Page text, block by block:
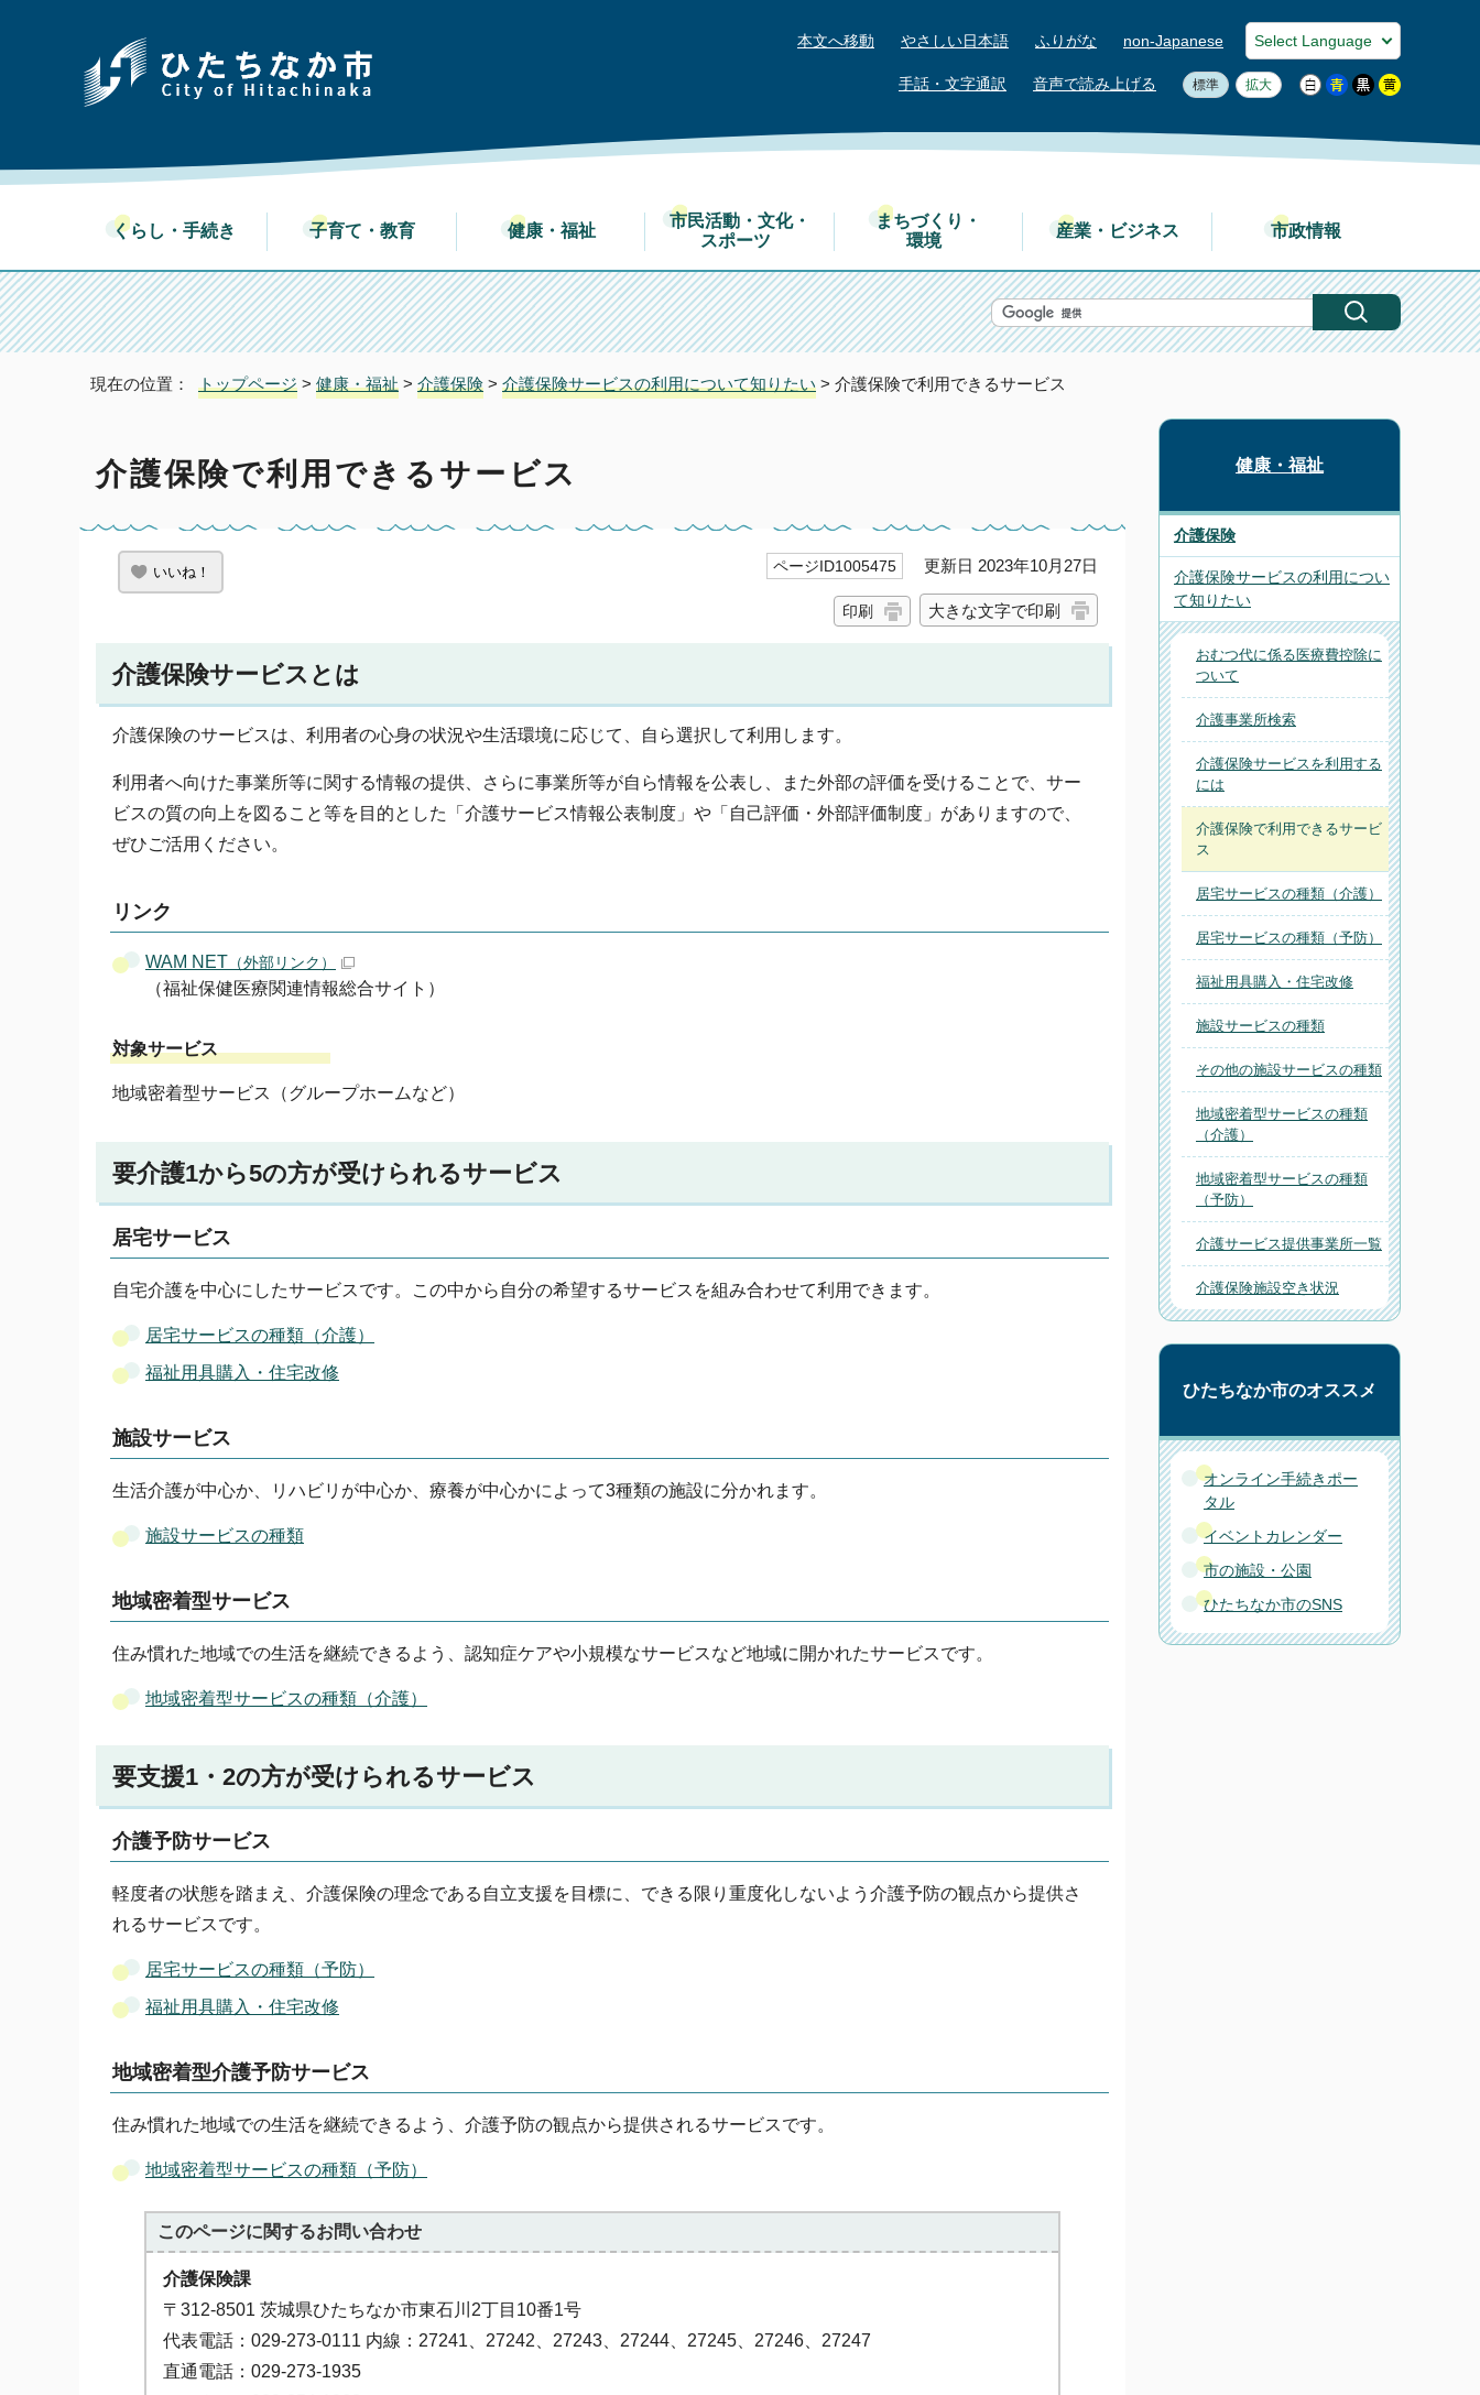
本文へ移動 やさしい日本語 ふりがな non-Japanese
手話・文字通訳 音声で読み上げる 標準 拡大
くらし・手続き 子育て・教育 健康・福祉
市民活動・文化・
スポーツ
まちづくり・
環境
産業・ビジネス 市政情報
現在の位置： トップページ > 健康・福祉 > 介護保険 > 介護保険サービスの利用について知りたい > 介護保険で利用できるサービス
介護保険で利用できるサービス
いいね！ ページID1005475 更新日 2023年10月27日
印刷 大きな文字で印刷
介護保険サービスとは
介護保険のサービスは、利用者の心身の状況や生活環境に応じて、自ら選択して利用します。
利用者へ向けた事業所等に関する情報の提供、さらに事業所等が自ら情報を公表し、また外部の評価を受けることで、サー
ビスの質の向上を図ること等を目的とした「介護サービス情報公表制度」や「自己評価・外部評価制度」がありますので、
ぜひご活用ください。
リンク
WAM NET （外部リンク）
（福祉保健医療関連情報総合サイト）
対象サービス
地域密着型サービス（グループホームなど）
要介護1から5の方が受けられるサービス
居宅サービス
自宅介護を中心にしたサービスです。この中から自分の希望するサービスを組み合わせて利用できます。
居宅サービスの種類（介護）
福祉用具購入・住宅改修
施設サービス
生活介護が中心か、リハビリが中心か、療養が中心かによって3種類の施設に分かれます。
施設サービスの種類
地域密着型サービス
住み慣れた地域での生活を継続できるよう、認知症ケアや小規模なサービスなど地域に開かれたサービスです。
地域密着型サービスの種類（介護）
要支援1・2の方が受けられるサービス
介護予防サービス
軽度者の状態を踏まえ、介護保険の理念である自立支援を目標に、できる限り重度化しないよう介護予防の観点から提供さ
れるサービスです。
居宅サービスの種類（予防）
福祉用具購入・住宅改修
地域密着型介護予防サービス
住み慣れた地域での生活を継続できるよう、介護予防の観点から提供されるサービスです。
地域密着型サービスの種類（予防）
このページに関するお問い合わせ
介護保険課
〒312-8501 茨城県ひたちなか市東石川2丁目10番1号
代表電話：029-273-0111 内線：27241、27242、27243、27244、27245、27246、27247
直通電話：029-273-1935
健康・福祉
介護保険
介護保険サービスの利用につい
て知りたい
おむつ代に係る医療費控除に
ついて
介護事業所検索
介護保険サービスを利用する
には
介護保険で利用できるサービ
ス
居宅サービスの種類（介護）
居宅サービスの種類（予防）
福祉用具購入・住宅改修
施設サービスの種類
その他の施設サービスの種類
地域密着型サービスの種類
（介護）
地域密着型サービスの種類
（予防）
介護サービス提供事業所一覧
介護保険施設空き状況
ひたちなか市のオススメ
オンライン手続きポー
タル
イベントカレンダー
市の施設・公園
ひたちなか市のSNS